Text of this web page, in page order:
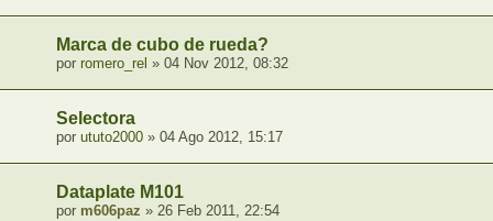
Marca de cubo de rueda?
por romero_rel » 04 Nov 2012, 08:32
Selectora
por ututo2000 » 04 Ago 2012, 15:17
Dataplate M101
por m606paz » 26 Feb 2011, 22:54